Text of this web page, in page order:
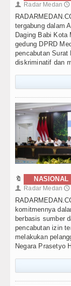
👤 Radar Medan 🕔
tergabung dalam
Daging Babi Kota
gedung DPRD
pencabutan Surat
diskriminatif dan
🔖 NASIONAL
👤 Radar Medan 🕔
komitmennya
berbasis sumber
pencabutan izin
melakukan
Negara Prasetyo